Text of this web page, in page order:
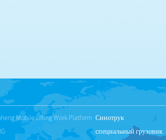
Mobile Lifting Work Platform Синотрук
специальный грузовик